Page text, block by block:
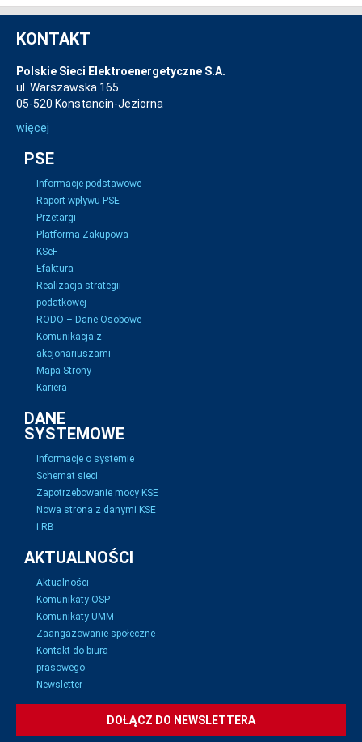
KONTAKT
Polskie Sieci Elektroenergetyczne S.A.
ul. Warszawska 165
05-520 Konstancin-Jeziorna
więcej
PSE
Informacje podstawowe
Raport wpływu PSE
Przetargi
Platforma Zakupowa
KSeF
Efaktura
Realizacja strategii
podatkowej
RODO – Dane Osobowe
Komunikacja z
akcjonariuszami
Mapa Strony
Kariera
DANE
SYSTEMOWE
Informacje o systemie
Schemat sieci
Zapotrzebowanie mocy KSE
Nowa strona z danymi KSE
i RB
AKTUALNOŚCI
Aktualności
Komunikaty OSP
Komunikaty UMM
Zaangażowanie społeczne
Kontakt do biura
prasowego
Newsletter
DOŁĄCZ DO NEWSLETTERA